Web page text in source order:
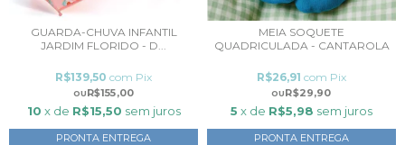
GUARDA-CHUVA INFANTIL
JARDIM FLORIDO - D...
R$155,00
R$139,50 com Pix
10 x de R$15,50 sem juros
PRONTA ENTREGA
MEIA SOQUETE
QUADRICULADA - CANTAROLA
R$29,90
R$26,91 com Pix
5 x de R$5,98 sem juros
PRONTA ENTREGA